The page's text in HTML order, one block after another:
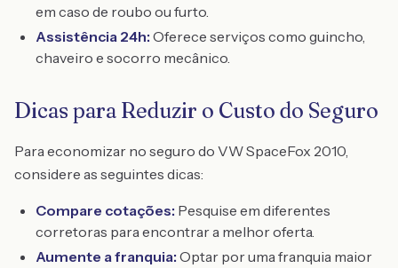
em caso de roubo ou furto.
Assistência 24h: Oferece serviços como guincho,
chaveiro e socorro mecânico.
Dicas para Reduzir o Custo do Seguro
Para economizar no seguro do VW SpaceFox 2010,
considere as seguintes dicas:
Compare cotações: Pesquise em diferentes
corretoras para encontrar a melhor oferta.
Aumente a franquia: Optar por uma franquia maior